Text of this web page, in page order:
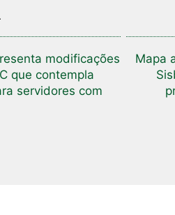
modificações
que contempla
servidores com
Mapa